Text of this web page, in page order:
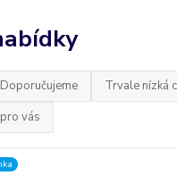
(XL a výše)
které lichotí – XL
si zaslouží střih, který jí sluší.
(XL+)– kousky, které opticky
působí moderně. Elegantní
nastávající maminky.
Doporučujeme
Trvale nízká
vás